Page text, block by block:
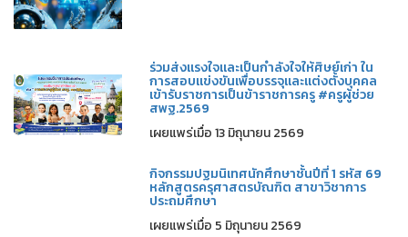
ร่วมส่งแรงใจและเป็นกำลังใจให้ศิษย์เก่า ใน
การสอบแข่งขันเพื่อบรรจุและแต่งตั้งบุคคล
เข้ารับราชการเป็นข้าราชการครู #ครูผู้ช่วย
สพฐ.2569
เผยแพร่เมื่อ 13 มิถุนายน 2569
กิจกรรมปฐมนิเทศนักศึกษาชั้นปีที่ 1 รหัส 69
หลักสูตรครุศาสตรบัณฑิต สาขาวิชาการ
ประถมศึกษา
เผยแพร่เมื่อ 5 มิถุนายน 2569